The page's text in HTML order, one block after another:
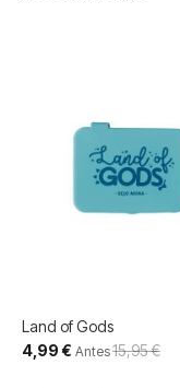
Land of Gods
Precio
especial
4,99 € Antes15,95 €